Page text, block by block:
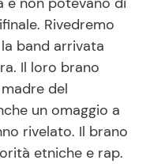
Rivedremo
band arrivata
Il loro brano
del
un omaggio a
rivelato. Il brano
etniche e rap.